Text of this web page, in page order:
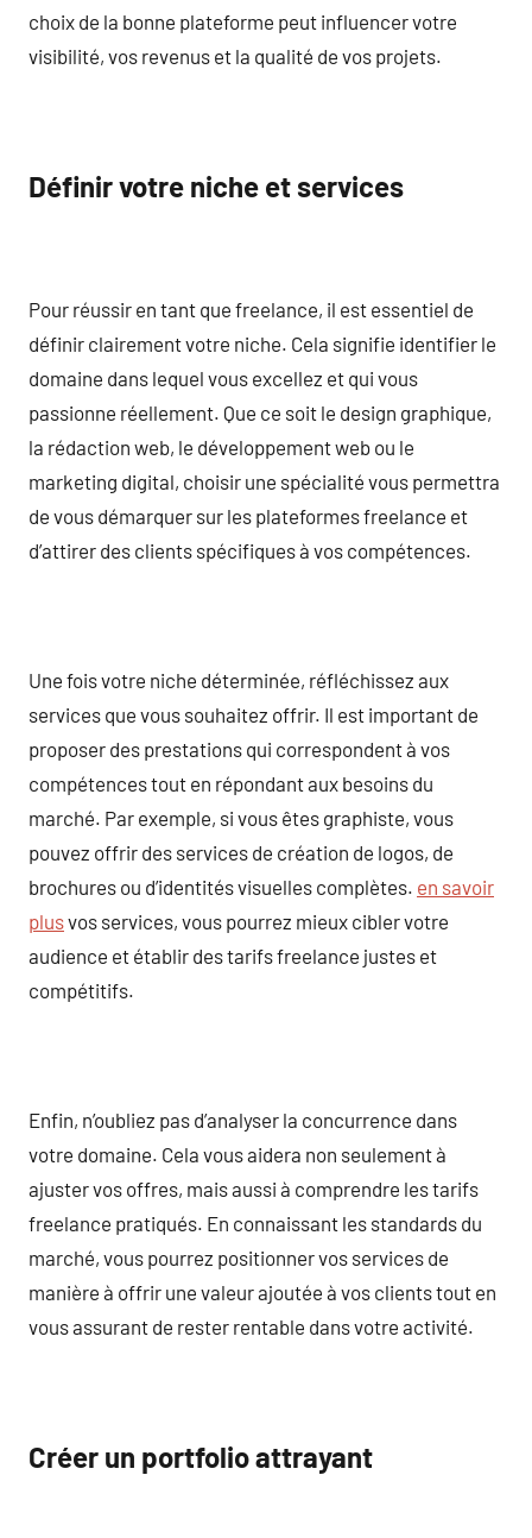
choix de la bonne plateforme peut influencer votre
visibilité, vos revenus et la qualité de vos projets.
Définir votre niche et services
Pour réussir en tant que freelance, il est essentiel de
définir clairement votre niche. Cela signifie identifier le
domaine dans lequel vous excellez et qui vous
passionne réellement. Que ce soit le design graphique,
la rédaction web, le développement web ou le
marketing digital, choisir une spécialité vous permettra
de vous démarquer sur les plateformes freelance et
d’attirer des clients spécifiques à vos compétences.
Une fois votre niche déterminée, réfléchissez aux
services que vous souhaitez offrir. Il est important de
proposer des prestations qui correspondent à vos
compétences tout en répondant aux besoins du
marché. Par exemple, si vous êtes graphiste, vous
pouvez offrir des services de création de logos, de
brochures ou d’identités visuelles complètes. en savoir
plusvos services, vous pourrez mieux cibler votre
audience et établir des tarifs freelance justes et
compétitifs.
Enfin, n’oubliez pas d’analyser la concurrence dans
votre domaine. Cela vous aidera non seulement à
ajuster vos offres, mais aussi à comprendre les tarifs
freelance pratiqués. En connaissant les standards du
marché, vous pourrez positionner vos services de
manière à offrir une valeur ajoutée à vos clients tout en
vous assurant de rester rentable dans votre activité.
Créer un portfolio attrayant